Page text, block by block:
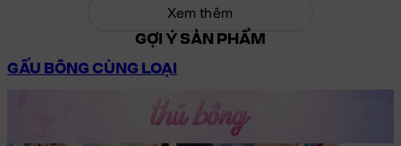
Xem thêm
GỢI Ý SẢN PHẨM
GẤU BÔNG CÙNG LOẠI